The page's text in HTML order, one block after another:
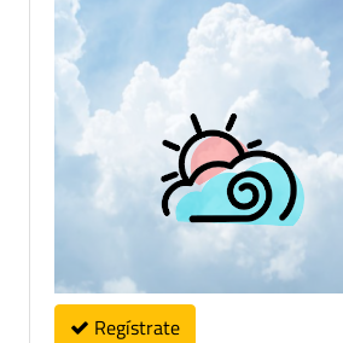
Regístrate